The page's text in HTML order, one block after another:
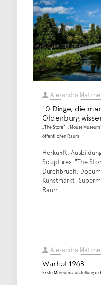
Alexandra
10 Dinge, die
Oldenburg
„The Store“, „Mouse
öffentlichen Raum
Herkunft,
Sculptures, "The
Durchbruch,
Raum
Alexandra
Warhol 1968
Erste Museumsausstellung